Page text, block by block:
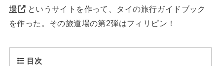
場
というサイトを作って、タイの旅行ガイドブック
を作った。その旅道場の第2弾はフィリピン！
目次